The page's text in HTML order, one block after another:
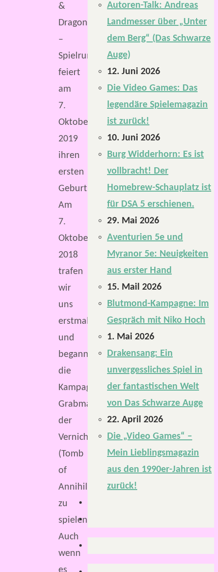
&
Dragons
–
Spielrunde
feiert
am
7.
Oktober
2019
ihren
ersten
Geburtstag.
Am
7.
Oktober
2018
trafen
wir
uns
erstmals
und
begannen
die
Kampagne,
Grabmal
der
Vernichtung
(Tomb
of
Annihilation),
zu
spielen.
Auch
wenn
es
Autoren-Talk: Andreas
Landmesser über „Unter
dem Berg“ (Das Schwarze
Auge)
12. Juni 2026
Die Video Games: Das
legendäre Spielemagazin
ist zurück!
10. Juni 2026
Burg Widderhorn: Es ist
vollbracht! Der
Homebrew-Schauplatz ist
für DSA 5 erschienen.
29. Mai 2026
Aventurien 5e und
Myranor 5e: Neuigkeiten
aus erster Hand
15. Mail 2026
Blutmond-Kampagne: Im
Gespräch mit Niko Hoch
1. Mai 2026
Drakensang: Ein
unvergessliches Spiel in
der fantastischen Welt
von Das Schwarze Auge
22. April 2026
Die „Video Games“ –
Mein Lieblingsmagazin
aus den 1990er-Jahren ist
zurück!